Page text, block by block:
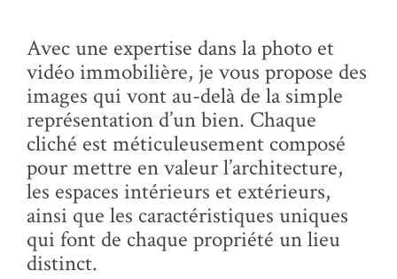
Avec une expertise dans la photo et
vidéo immobilière, je vous propose des
images qui vont au-delà de la simple
représentation d’un bien. Chaque
cliché est méticuleusement composé
pour mettre en valeur l’architecture,
les espaces intérieurs et extérieurs,
ainsi que les caractéristiques uniques
qui font de chaque propriété un lieu
distinct.